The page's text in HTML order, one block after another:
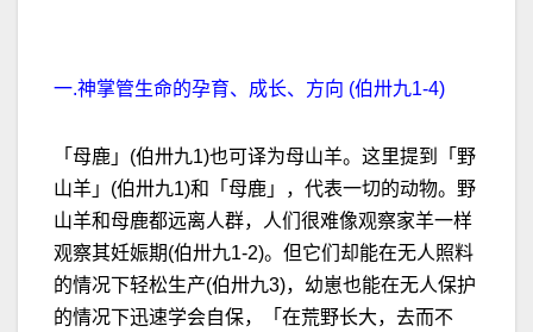
一.神掌管生命的孕育、成长、方向 (伯卅九1-4)
「母鹿」(伯卅九1)也可译为母山羊。这里提到「野
山羊」(伯卅九1)和「母鹿」，代表一切的动物。野
山羊和母鹿都远离人群，人们很难像观察家羊一样
观察其妊娠期(伯卅九1-2)。但它们却能在无人照料
的情况下轻松生产(伯卅九3)，幼崽也能在无人保护
的情况下迅速学会自保，「在荒野长大，去而不